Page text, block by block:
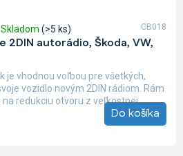
2DIN autorádio, Škoda, VW,
Skladom (>5 ks)
Do košíka
je vhodnou voľbou pre všetkých,
vozidlo novým 2DIN rádiom. Rám
redukciu otvoru z veľkostnej...
CB018